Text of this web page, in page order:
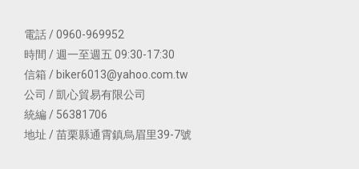
電話 / 0960-969952
時間 / 週一至週五 09:30-17:30
信箱 / biker6013@yahoo.com.tw
公司 / 凱心貿易有限公司
統編 / 56381706
地址 / 苗栗縣通霄鎮烏眉里39-7號